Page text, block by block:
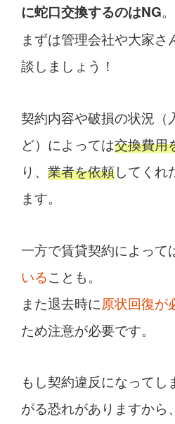
に蛇口交換するのはNG。
まずは管理会社や大家さ
談しましょう！
契約内容や破損の状況（
ど）によっては交換費用
り、 業者を依頼してくれ
ます。
一方で賃貸契約によって
いることも。
また退去時に原状回復が
ため注意が必要です。
もし契約違反になってし
がる恐れがありますから